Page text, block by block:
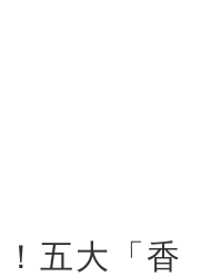
五大「香